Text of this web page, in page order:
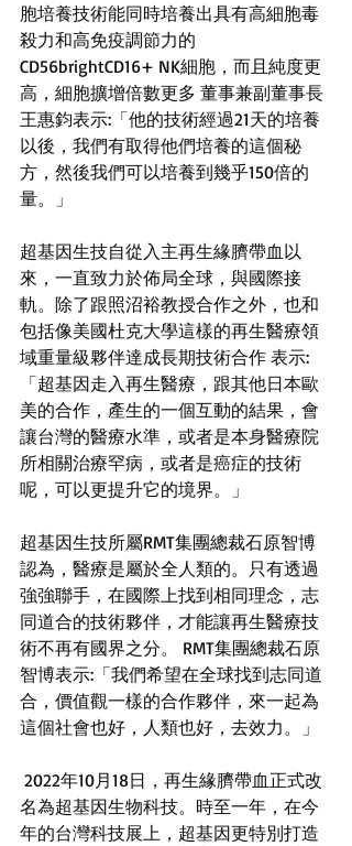
胞培養技術能同時培養出具有高細胞毒
殺力和高免疫調節力的
CD56brightCD16+ NK細胞，而且純度更
高，細胞擴增倍數更多 董事兼副董事長
王惠鈞表示:「他的技術經過21天的培養
以後，我們有取得他們培養的這個秘
方，然後我們可以培養到幾乎150倍的
量。」
超基因生技自從入主再生緣臍帶血以
來，一直致力於佈局全球，與國際接
軌。除了跟照沼裕教授合作之外，也和
包括像美國杜克大學這樣的再生醫療領
域重量級夥伴達成長期技術合作 表示:
「超基因走入再生醫療，跟其他日本歐
美的合作，產生的一個互動的結果，會
讓台灣的醫療水準，或者是本身醫療院
所相關治療罕病，或者是癌症的技術
呢，可以更提升它的境界。」
超基因生技所屬RMT集團總裁石原智博
認為，醫療是屬於全人類的。只有透過
強強聯手，在國際上找到相同理念，志
同道合的技術夥伴，才能讓再生醫療技
術不再有國界之分。 RMT集團總裁石原
智博表示:「我們希望在全球找到志同道
合，價值觀一樣的合作夥伴，來一起為
這個社會也好，人類也好，去效力。」
名為超基因生物科技。時至一年，在今
年的台灣科技展上，超基因更特別打造